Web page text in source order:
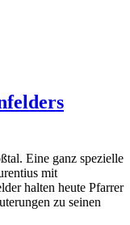
Eine ganz spezielle
mit
halten heute Pfarrer
zu seinen